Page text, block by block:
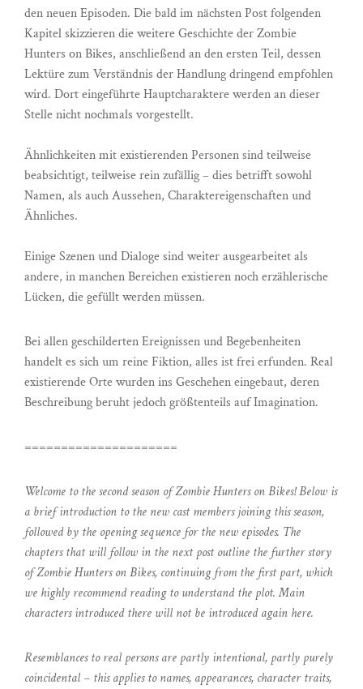
den neuen Episoden. Die bald im nächsten Post folgenden
Kapitel skizzieren die weitere Geschichte der Zombie
Hunters on Bikes, anschließend an den ersten Teil, dessen
Lektüre zum Verständnis der Handlung dringend empfohlen
wird. Dort eingeführte Hauptcharaktere werden an dieser
Stelle nicht nochmals vorgestellt.
Ähnlichkeiten mit existierenden Personen sind teilweise
beabsichtigt, teilweise rein zufällig – dies betrifft sowohl
Namen, als auch Aussehen, Charaktereigenschaften und
Ähnliches.
Einige Szenen und Dialoge sind weiter ausgearbeitet als
andere, in manchen Bereichen existieren noch erzählerische
Lücken, die gefüllt werden müssen.
Bei allen geschilderten Ereignissen und Begebenheiten
handelt es sich um reine Fiktion, alles ist frei erfunden. Real
existierende Orte wurden ins Geschehen eingebaut, deren
Beschreibung beruht jedoch größtenteils auf Imagination.
=====================
Welcome to the second season of Zombie Hunters on Bikes! Below is
a brief introduction to the new cast members joining this season,
followed by the opening sequence for the new episodes. The
chapters that will follow in the next post outline the further story
of Zombie Hunters on Bikes, continuing from the first part, which
we highly recommend reading to understand the plot. Main
characters introduced there will not be introduced again here.
Resemblances to real persons are partly intentional, partly purely
coincidental – this applies to names, appearances, character traits,